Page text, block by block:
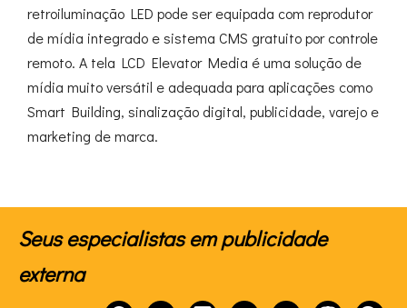
retroiluminação LED pode ser equipada com reprodutor
de mídia integrado e sistema CMS gratuito por controle
remoto. A tela LCD Elevator Media é uma solução de
mídia muito versátil e adequada para aplicações como
Smart Building, sinalização digital, publicidade, varejo e
marketing de marca.
Seus especialistas em publicidade
externa